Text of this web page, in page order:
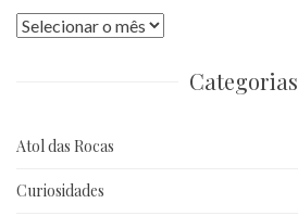
Publicações
Categorias
Atol das Rocas
Curiosidades